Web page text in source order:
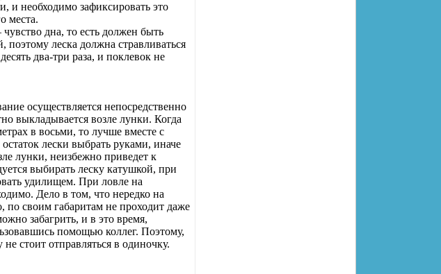
и необходимо зафиксировать это
места.
дна, то есть должен быть
леска должна стравливаться
два-три раза, и поклевок не
осуществляется непосредственно
выкладывается возле лунки. Когда
в восьми, то лучше вместе с
лески выбрать руками, иначе
лунки, неизбежно приведет к
выбирать леску катушкой, при
удилищем. При ловле на
Дело в том, что нередко на
по своим габаритам не проходит даже
забагрить, и в это время,
помощью коллег. Поэтому,
стоит отправляться в одиночку.